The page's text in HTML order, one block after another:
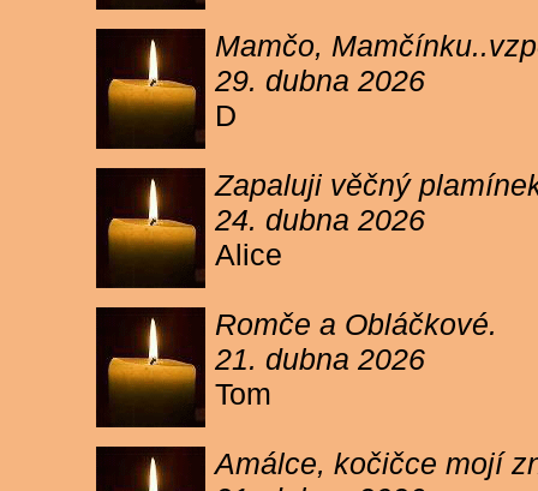
Mamčo,
29. dubna 2026
D
Zapaluji věčný
24. dubna 2026
Alice
Romče a Obláčkové.
21. dubna 2026
Tom
Amálce, kočičce mojí